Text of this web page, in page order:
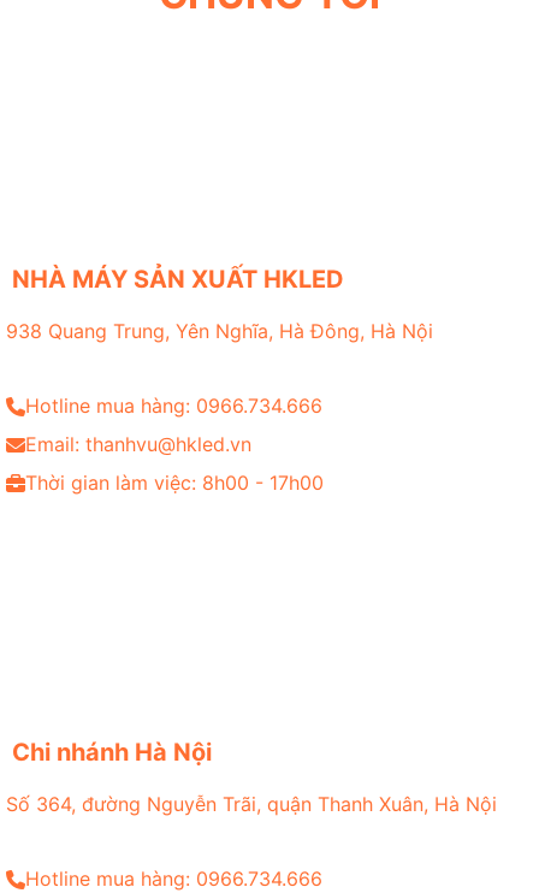
NHÀ MÁY SẢN XUẤT HKLED
938 Quang Trung, Yên Nghĩa, Hà Đông, Hà Nội
Hotline mua hàng: 0966.734.666
Email: thanhvu@hkled.vn
Thời gian làm việc: 8h00 - 17h00
Chi nhánh Hà Nội
Số 364, đường Nguyễn Trãi, quận Thanh Xuân, Hà Nội
Hotline mua hàng: 0966.734.666